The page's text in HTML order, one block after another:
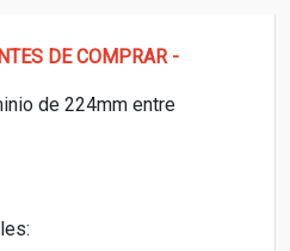
DE COMPRAR -
de 224mm entre